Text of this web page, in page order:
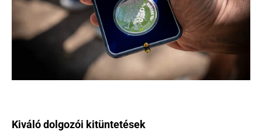
Kiváló dolgozói kitüntetések